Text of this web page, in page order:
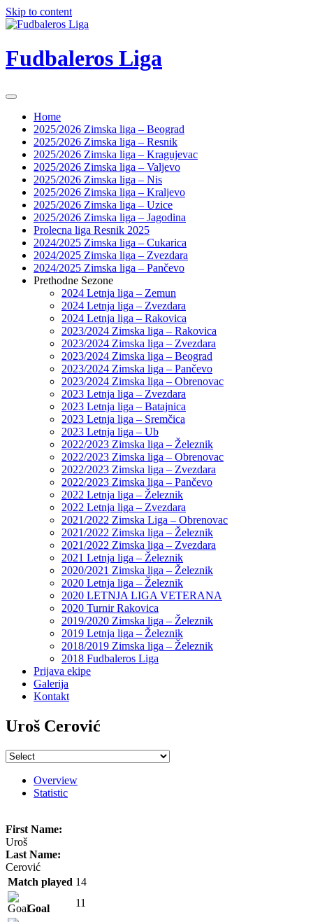
Skip to content
Fudbaleros Liga
Home
2025/2026 Zimska liga – Beograd
2025/2026 Zimska liga – Resnik
2025/2026 Zimska liga – Kragujevac
2025/2026 Zimska liga – Valjevo
2025/2026 Zimska liga – Nis
2025/2026 Zimska liga – Kraljevo
2025/2026 Zimska liga – Uzice
2025/2026 Zimska liga – Jagodina
Prolecna liga Resnik 2025
2024/2025 Zimska liga – Cukarica
2024/2025 Zimska liga – Zvezdara
2024/2025 Zimska liga – Pančevo
Prethodne Sezone
2024 Letnja liga – Zemun
2024 Letnja liga – Zvezdara
2024 Letnja liga – Rakovica
2023/2024 Zimska liga – Rakovica
2023/2024 Zimska liga – Zvezdara
2023/2024 Zimska liga – Beograd
2023/2024 Zimska liga – Pančevo
2023/2024 Zimska liga – Obrenovac
2023 Letnja liga – Zvezdara
2023 Letnja liga – Batajnica
2023 Letnja liga – Sremčica
2023 Letnja liga – Ub
2022/2023 Zimska liga – Železnik
2022/2023 Zimska liga – Obrenovac
2022/2023 Zimska liga – Zvezdara
2022/2023 Zimska liga – Pančevo
2022 Letnja liga – Železnik
2022 Letnja liga – Zvezdara
2021/2022 Zimska Liga – Obrenovac
2021/2022 Zimska liga – Železnik
2021/2022 Zimska liga – Zvezdara
2021 Letnja liga – Železnik
2020/2021 Zimska liga – Železnik
2020 Letnja liga – Železnik
2020 LETNJA LIGA VETERANA
2020 Turnir Rakovica
2019/2020 Zimska liga – Železnik
2019 Letnja liga – Železnik
2018/2019 Zimska liga – Železnik
2018 Fudbaleros Liga
Prijava ekipe
Galerija
Kontakt
Uroš Cerović
Overview
Statistic
First Name:
Uroš
Last Name:
Cerović
Match played 14
Goal 11